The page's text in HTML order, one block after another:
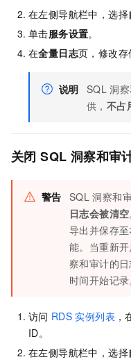
在左侧导航栏中，选择
单击服务设置。
在全量日志页，修改
说明 SQL 洞
供， 不占
关闭 SQL 洞察和审
警告 SQL 洞察和
日志会被清空
导出并保存
能。当重新开
察和审计的
时间开始记录
访问 RDS 实例列表
ID。
在左侧导航栏中，选择